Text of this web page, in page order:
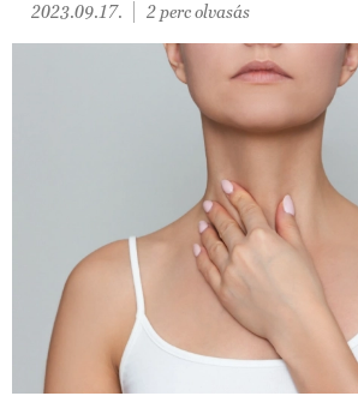
2023.09.17. 2 perc olvasás